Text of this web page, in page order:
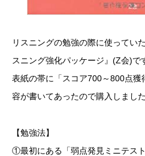
リスニングの勉強の際に使ってい
スニング強化パッケージ』(Z会)で
表紙の帯に「スコア700～800点獲
容が書いてあったので購入しました
【勉強法】
①最初にある「弱点発見ミニテス